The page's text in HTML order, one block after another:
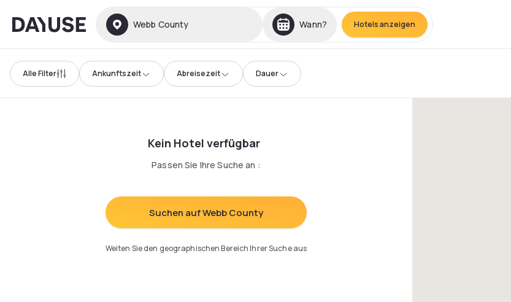
Dayuse Webb County Wann? Hotels anzeigen
Alle Filter Ankunftszeit Abreisezeit Dauer
Kein Hotel verfügbar
Passen Sie Ihre Suche an :
Suchen auf Webb County
Weiten Sie den geographischen Bereich Ihrer Suche aus